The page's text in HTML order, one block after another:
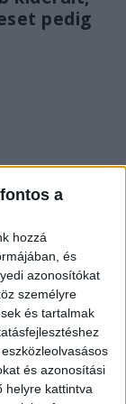
a
hozzá
és
azonosítókat
személyre
és tartalmak
és azonosítási
helyre kattintva
pedig